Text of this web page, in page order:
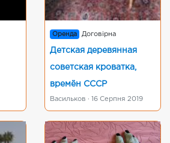
Оренда Договірна
Детская деревянная
советская кроватка,
времён СССР
Васильков · 16 Серпня 2019